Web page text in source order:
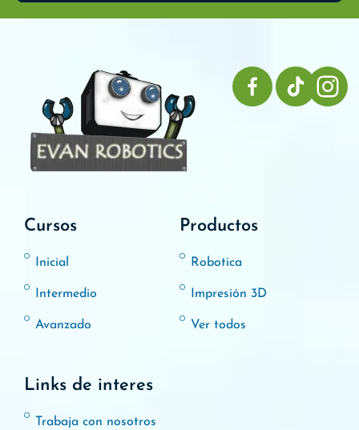
Cursos
Inicial
Intermedio
Avanzado
Productos
Robotica
Impresión 3D
Ver todos
Links de interes
Trabaja con nosotros